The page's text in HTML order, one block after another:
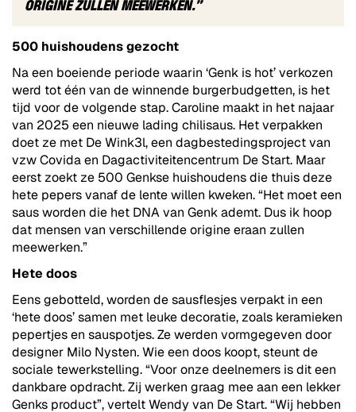
ORIGINE ZULLEN MEEWERKEN.”
500 huishoudens gezocht
Na een boeiende periode waarin ‘Genk is hot’ verkozen
werd tot één van de winnende burgerbudgetten, is het
tijd voor de volgende stap. Caroline maakt in het najaar
van 2025 een nieuwe lading chilisaus. Het verpakken
doet ze met De Wink3l, een dagbestedingsproject van
vzw Covida en Dagactiviteitencentrum De Start. Maar
eerst zoekt ze 500 Genkse huishoudens die thuis deze
hete pepers vanaf de lente willen kweken. “Het moet een
saus worden die het DNA van Genk ademt. Dus ik hoop
dat mensen van verschillende origine eraan zullen
meewerken.”
Hete doos
Eens gebotteld, worden de sausflesjes verpakt in een
‘hete doos’ samen met leuke decoratie, zoals keramieken
pepertjes en sauspotjes. Ze werden vormgegeven door
designer Milo Nysten. Wie een doos koopt, steunt de
sociale tewerkstelling. “Voor onze deelnemers is dit een
dankbare opdracht. Zij werken graag mee aan een lekker
Genks product”, vertelt Wendy van De Start. “Wij hebben